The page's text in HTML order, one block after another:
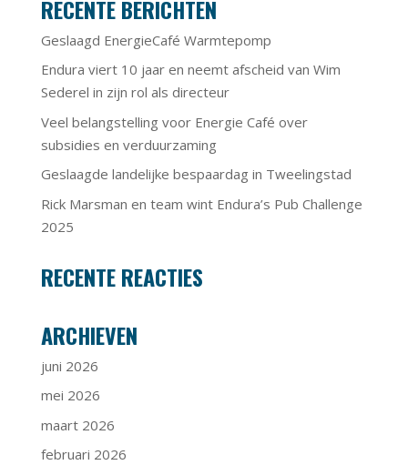
RECENTE BERICHTEN
Geslaagd EnergieCafé Warmtepomp
Endura viert 10 jaar en neemt afscheid van Wim
Sederel in zijn rol als directeur
Veel belangstelling voor Energie Café over
subsidies en verduurzaming
Geslaagde landelijke bespaardag in Tweelingstad
Rick Marsman en team wint Endura’s Pub Challenge
2025
RECENTE REACTIES
ARCHIEVEN
juni 2026
mei 2026
maart 2026
februari 2026